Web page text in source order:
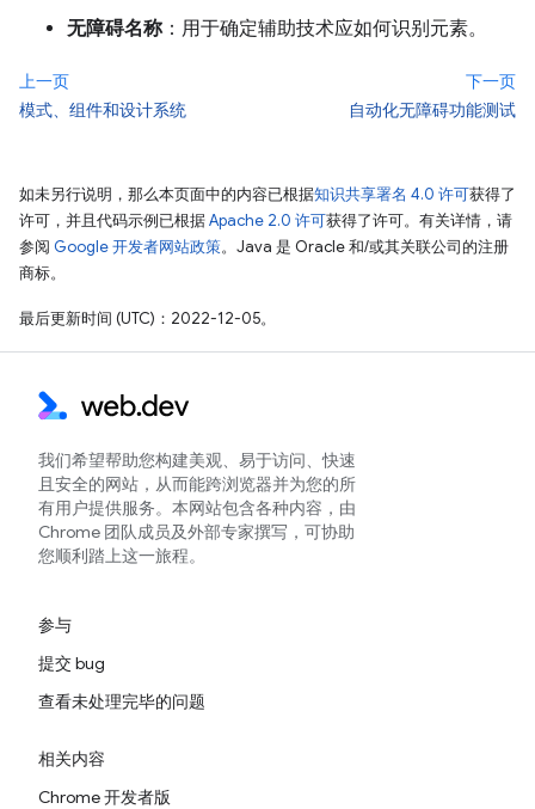
无障碍名称：用于确定辅助技术应如何识别元素。
上一页
模式、组件和设计系统
下一页
自动化无障碍功能测试
如未另行说明，那么本页面中的内容已根据知识共享署名 4.0 许可获得了
许可，并且代码示例已根据Apache 2.0 许可获得了许可。有关详情，请
参阅 Google 开发者网站政策。Java 是 Oracle 和/或其关联公司的注册
商标。
最后更新时间 (UTC)：2022-12-05。
我们希望帮助您构建美观、易于访问、快速
且安全的网站，从而能跨浏览器并为您的所
有用户提供服务。本网站包含各种内容，由
Chrome 团队成员及外部专家撰写，可协助
您顺利踏上这一旅程。
参与
提交 bug
查看未处理完毕的问题
相关内容
Chrome 开发者版